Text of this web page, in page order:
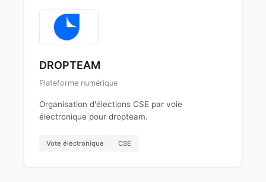
DROPTEAM
Plateforme numérique
Organisation d'élections CSE par voie
électronique pour dropteam.
Vote électronique CSE